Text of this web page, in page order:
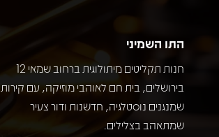
התו השמיני
חנות תקליטים מיתולוגית ברחוב שמאי 12
בירושלים, בית חם לאוהבי מוזיקה, עם קירות
שמנגנים נוסטלגיה, חדשנות ודור צעיר
שמתאהב בצלילים.